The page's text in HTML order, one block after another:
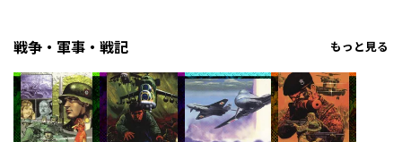
戦争・軍事・戦記 もっと見る